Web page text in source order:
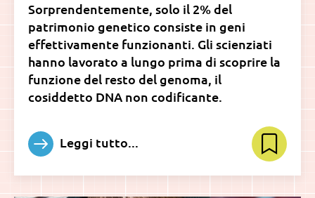
Sorprendentemente, solo il 2% del
patrimonio genetico consiste in geni
effettivamente funzionanti. Gli scienziati
hanno lavorato a lungo prima di scoprire la
funzione del resto del genoma, il
cosiddetto DNA non codificante.
Leggi tutto...